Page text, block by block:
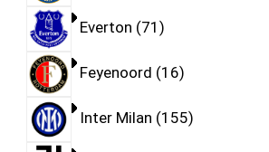
Everton 71
Feyenoord 16
Inter Milan 155